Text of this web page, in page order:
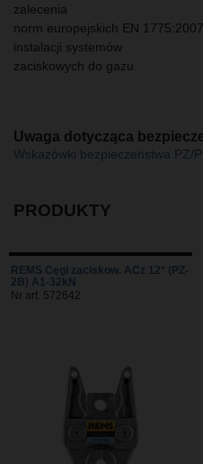
zalecenia
norm europejskich EN
instalacji systemów
zaciskowych do gazu.
Uwaga dotycząca
Wskazówki bezpieczeństwa PZ/
PRODUKTY
REMS Cęgi zaciskow. ACz 12* (PZ-
2B) A1-32kN
Nr art. 572642